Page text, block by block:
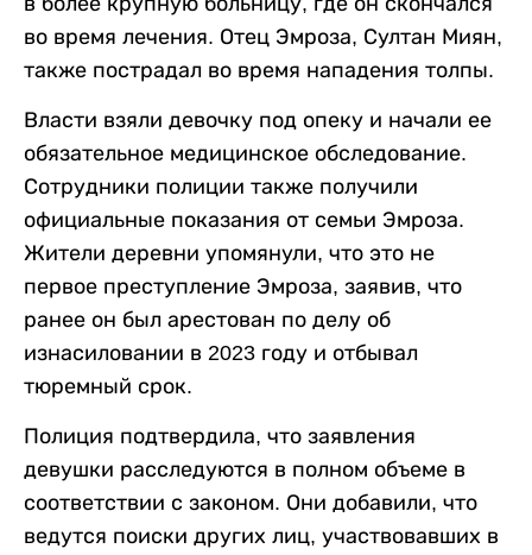
во время лечения. Отец Эмроза, Султан Миян,
также пострадал во время нападения толпы.
Власти взяли девочку под опеку и начали ее
обязательное медицинское обследование.
Сотрудники полиции также получили
официальные показания от семьи Эмроза.
Жители деревни упомянули, что это не
первое преступление Эмроза, заявив, что
ранее он был арестован по делу об
изнасиловании в 2023 году и отбывал
тюремный срок.
Полиция подтвердила, что заявления
девушки расследуются в полном объеме в
соответствии с законом. Они добавили, что
ведутся поиски других лиц, участвовавших в